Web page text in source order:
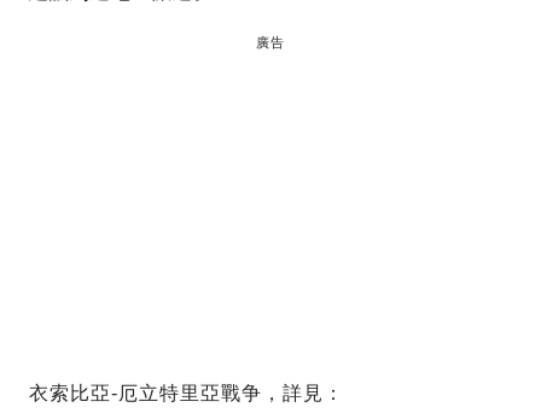
廣告
衣索比亞-厄立特里亞戰争，詳見：